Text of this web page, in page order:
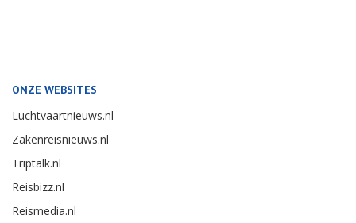
ONZE WEBSITES
Luchtvaartnieuws.nl
Zakenreisnieuws.nl
Triptalk.nl
Reisbizz.nl
Reismedia.nl